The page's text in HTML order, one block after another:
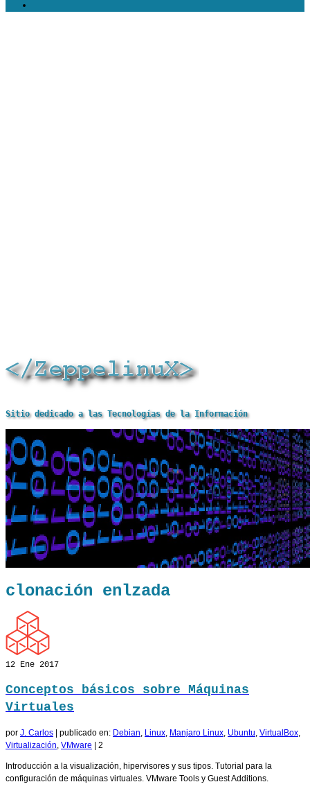
Sitio dedicado a las Tecnologías de la Información
clonación enlzada
12 Ene 2017
Conceptos básicos sobre Máquinas
Virtuales
por J. Carlos publicado en: Debian, Linux, Manjaro Linux, Ubuntu, VirtualBox,
Virtualización, VMware 2
Introducción a la visualización, hipervisores y sus tipos. Tutorial para la
configuración de máquinas virtuales. VMware Tools y Guest Additions.